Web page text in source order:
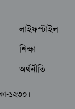
লাইফস্টাইল
শিক্ষা
অর্থনীতি
১২৩০।